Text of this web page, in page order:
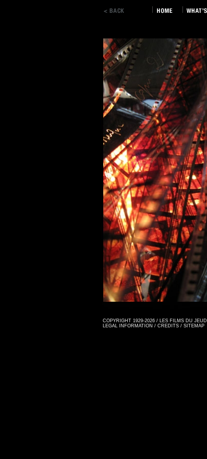
COPYRIGHT 1929-2026 / LES FILMS DU
LEGAL INFORMATION / CREDITS / SITEMAP